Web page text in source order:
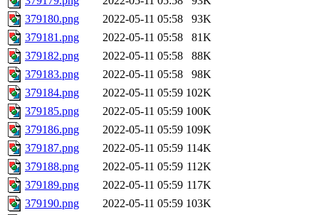
379180.png
2022-05-11 05:58
93K
379181.png
2022-05-11 05:58
81K
379182.png
2022-05-11 05:58
88K
379183.png
2022-05-11 05:58
98K
379184.png
2022-05-11 05:59 102K
379185.png
2022-05-11 05:59 100K
379186.png
2022-05-11 05:59 109K
379187.png
2022-05-11 05:59 114K
379188.png
2022-05-11 05:59 112K
379189.png
2022-05-11 05:59 117K
379190.png
2022-05-11 05:59 103K